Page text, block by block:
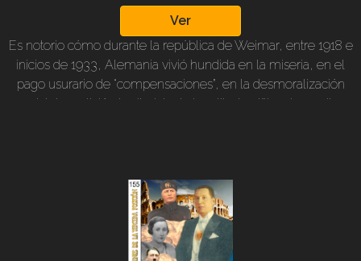
Ver
Es notorio cómo durante la república de Weimar, entre 1918 e
inicios de 1933, Alemania vivió hundida en la miseria, en el
pago usurario de “compensaciones”, en la desmoralización
social, la partición territorial y la ineptitud política de serviles
capacidades del pueblo en las artes, en la ciencia y en la
tecnología se expanden con grandiosidad. El desarrollo
aeronáutico es impresionante, en época de paz o luego, con
la guerra impuesta. Entre varias empresas y equipos técnicos,